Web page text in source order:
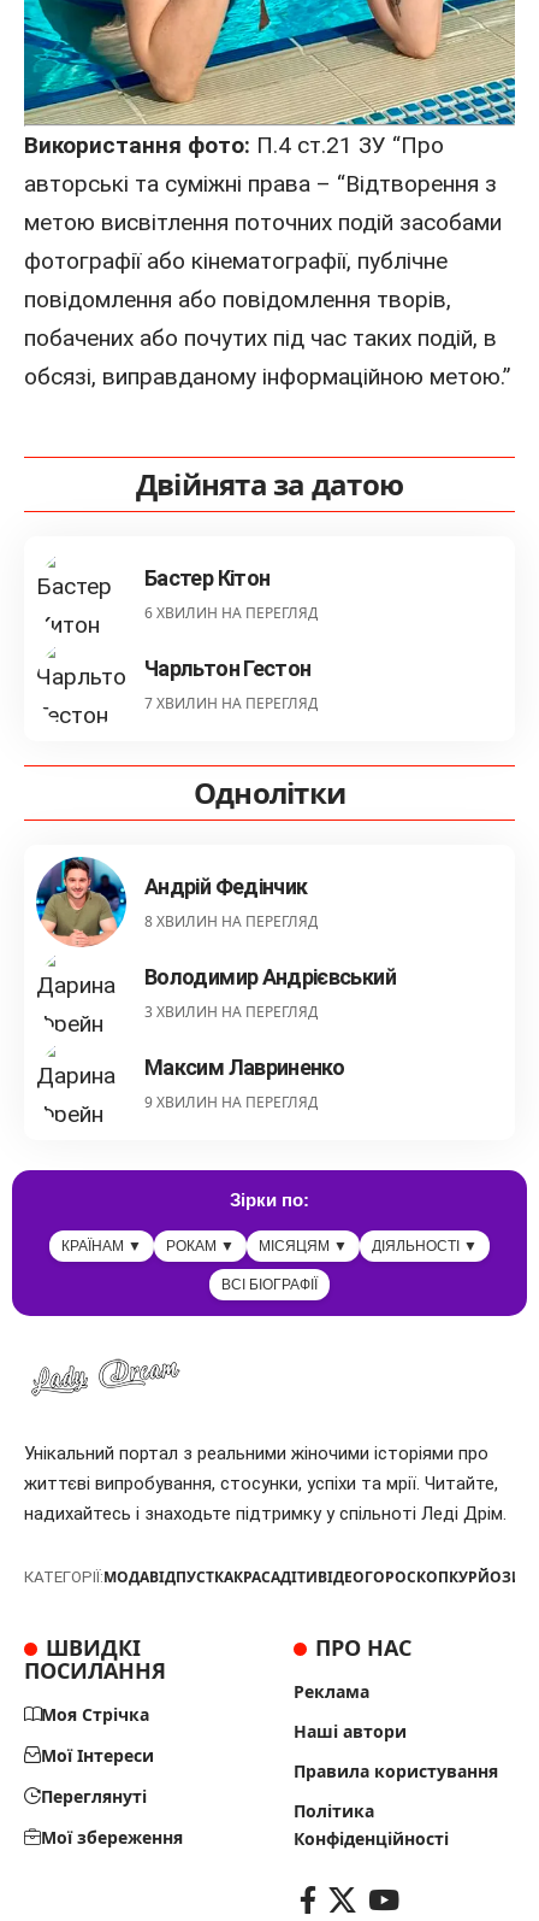
Використання фото: П.4 ст.21 ЗУ “Про
авторські та суміжні права – “Відтворення з
метою висвітлення поточних подій засобами
фотографії або кінематографії, публічне
повідомлення або повідомлення творів,
побачених або почутих під час таких подій, в
обсязі, виправданому інформаційною метою.”
Двійнята за датою
Бастер Кітон
6 ХВИЛИН НА ПЕРЕГЛЯД
Чарльтон Гестон
7 ХВИЛИН НА ПЕРЕГЛЯД
Однолітки
Андрій Федінчик
8 ХВИЛИН НА ПЕРЕГЛЯД
Володимир Андрієвський
3 ХВИЛИН НА ПЕРЕГЛЯД
Максим Лавриненко
9 ХВИЛИН НА ПЕРЕГЛЯД
Зірки по:
КРАЇНАМ ▼ РОКАМ ▼ МІСЯЦЯМ ▼ ДІЯЛЬНОСТІ ▼
ВСІ БІОГРАФІЇ
Унікальний портал з реальними жіночими історіями про
життєві випробування, стосунки, успіхи та мрії. Читайте,
надихайтесь і знаходьте підтримку у спільноті Леді Дрім.
КАТЕГОРІЇ:МОДАВІДПУСТКАКРАСАДІТИВІДЕОГОРОСКОПКУРЙОЗИ
ШВИДКІ
ПОСИЛАННЯ
Моя Стрічка
Мої Інтереси
Переглянуті
Мої збереження
ПРО НАС
Реклама
Наші автори
Правила користування
Політика
Конфіденційності